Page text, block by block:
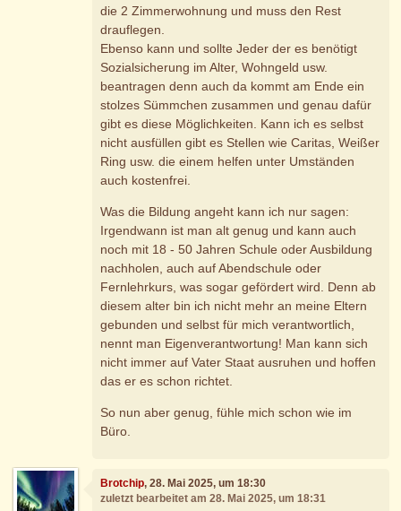
die 2 Zimmerwohnung und muss den Rest
drauflegen.
Ebenso kann und sollte Jeder der es benötigt
Sozialsicherung im Alter, Wohngeld usw.
beantragen denn auch da kommt am Ende ein
stolzes Sümmchen zusammen und genau dafür
gibt es diese Möglichkeiten. Kann ich es selbst
nicht ausfüllen gibt es Stellen wie Caritas, Weißer
Ring usw. die einem helfen unter Umständen
auch kostenfrei.
Was die Bildung angeht kann ich nur sagen:
Irgendwann ist man alt genug und kann auch
noch mit 18 - 50 Jahren Schule oder Ausbildung
nachholen, auch auf Abendschule oder
Fernlehrkurs, was sogar gefördert wird. Denn ab
diesem alter bin ich nicht mehr an meine Eltern
gebunden und selbst für mich verantwortlich,
nennt man Eigenverantwortung! Man kann sich
nicht immer auf Vater Staat ausruhen und hoffen
das er es schon richtet.
So nun aber genug, fühle mich schon wie im
Büro.
Brotchip, 28. Mai 2025, um 18:30
zuletzt bearbeitet am 28. Mai 2025, um 18:31